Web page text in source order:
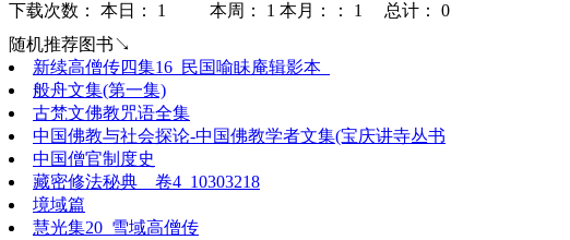
下载次数： 本日： 1 本周： 1 本月：： 1 总计： 0
随机推荐图书↘
新续高僧传四集16_民国喻眛庵辑影本_
般舟文集(第一集)
古梵文佛教咒语全集
中国佛教与社会探论-中国佛教学者文集(宝庆讲寺丛书
中国僧官制度史
藏密修法秘典__卷4_10303218
境域篇
慧光集20_雪域高僧传